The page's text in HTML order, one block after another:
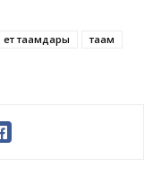
ет тағамдары
тағам